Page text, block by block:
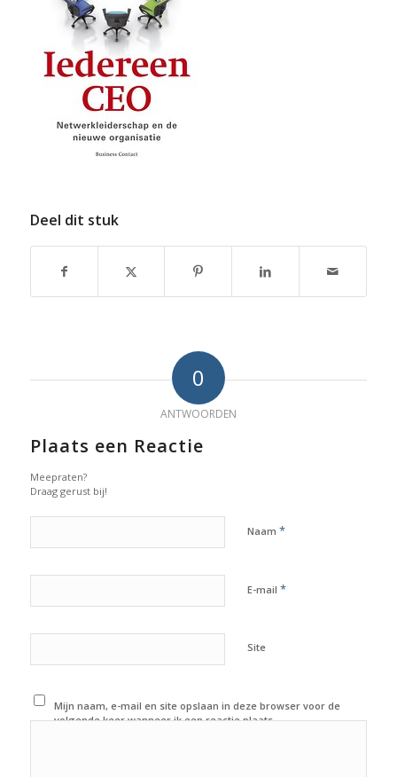
Deel dit stuk
0
ANTWOORDEN
Plaats een Reactie
Meepraten?
Draag gerust bij!
Naam *
E-mail *
Site
Mijn naam, e-mail en site opslaan in deze browser voor de
volgende keer wanneer ik een reactie plaats.